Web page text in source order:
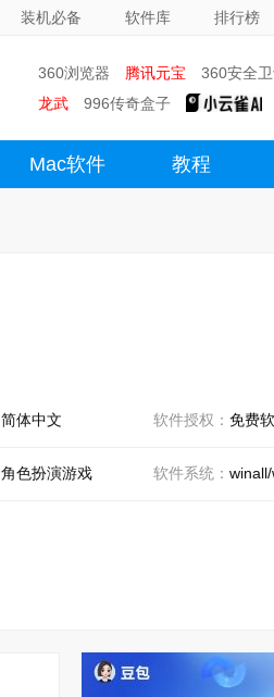
装机必备 软件库 排行榜
360浏览器 腾讯元宝 360安全
龙武
996传奇盒子
Mac软件 教程
简体中文 软件授权： 免费
角色扮演游戏 软件系统：